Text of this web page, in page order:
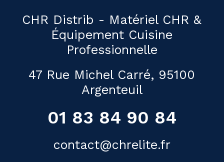
CHR Distrib - Matériel CHR &
Équipement Cuisine
Professionnelle
47 Rue Michel Carré, 95100
Argenteuil
01 83 84 90 84
contact@chrelite.fr